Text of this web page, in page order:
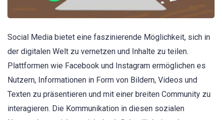
Social Media bietet eine faszinierende Möglichkeit, sich in
der digitalen Welt zu vernetzen und Inhalte zu teilen.
Plattformen wie Facebook und Instagram ermöglichen es
Nutzern, Informationen in Form von Bildern, Videos und
Texten zu präsentieren und mit einer breiten Community zu
interagieren. Die Kommunikation in diesen sozialen